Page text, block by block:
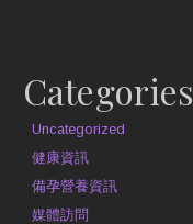
Categories
Uncategorized
健康資訊
備孕營養資訊
媒體訪問